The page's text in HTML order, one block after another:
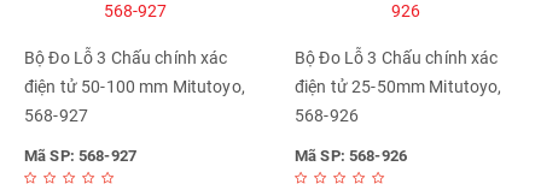
Bộ Đo Lỗ 3 Chấu chính xác
điện tử 50-100 mm Mitutoyo,
568-927
Mã SP: 568-927
Bộ Đo Lỗ 3 Chấu chính xác
điện tử 25-50mm Mitutoyo,
568-926
Mã SP: 568-926